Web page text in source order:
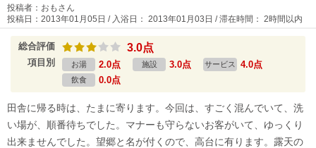
投稿者：おもさん
投稿日：2013年01月05日 / 入浴日： 2013年01月03日 / 滞在時間： 2時間以内
総合評価 3.0点
項目別 お湯 2.0点 施設 3.0点 サービス 4.0点
飲食 0.0点
田舎に帰る時は、たまに寄ります。今回は、すごく混んでいて、洗
い場が、順番待ちでした。マナーも守らないお客がいて、ゆっくり
出来ませんでした。望郷と名が付くので、高台に有ります。露天の